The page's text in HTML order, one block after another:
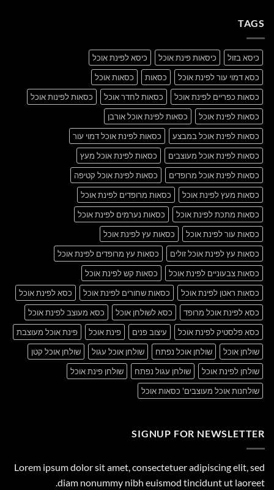
TAGS
כיסא בזול כיסאות פינת אוכל
כיסא לפינת אוכל
כסא דמוי עור לפינת אוכל
כסאות
כסאות אוכל
כסאות כפריים לפינת אוכל
כסאות לחדר אוכל
כסאות לפינות אוכל
כסאות לפינת אוכל
כסאות לפינת אוכל אורבן
כסאות לפינת אוכל במבצע
כסאות לפינת אוכל דמוי עור
כסאות לפינת אוכל מעוצבים
כסאות לפינת אוכל מעץ
כסאות לפינת אוכל מרופדים
כסאות לפינת אוכל קטיפה
כסאות מעץ לפינת אוכל
כסאות מרופדים לפינת אוכל
כסאות מתכת לפינת אוכל
כסאות נערמים לפינת אוכל
כסאות עור לפינת אוכל
כסאות עץ לפינת אוכל
כסאות עץ לפינת אוכל זולים
כסאות עץ מרופדים לפינת אוכל
כסאות צבעוניים לפינת אוכל
כסאות קש לפינת אוכל
כסאות ראטן לפינת אוכל
כסאות שחורים לפינת אוכל
כסא לפינת אוכל
כסא לפינת אוכל מרופד
כסא לשולחן אוכל
כסא מעוצב לפינת אוכל
כסא פלסטיק לפינת אוכל
עיצוב פנים פינת אוכל
פינת אוכל מעוצבת
שולחן אוכל
שולחן אוכל נפתח שולחן אוכל עגול
שולחן אוכל קטן
שולחן לפינת אוכל
שולחן עגול נפתח
שולחן פינת אוכל
שולחנות אוכל מעוצבים' כסאות אוכל
SIGNUP FOR NEWSLETTER
Lorem ipsum dolor sit amet, consectetuer adipiscing elit, sed
diam nonummy nibh euismod tincidunt ut laoreet.